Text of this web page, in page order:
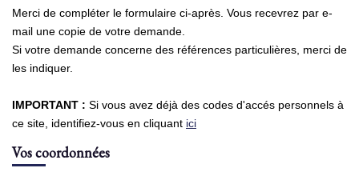
NOS AGENCES
Nos Actualités
Merci de compléter le formulaire ci-après. Vous recevrez par e-
mail une copie de votre demande.
Si votre demande concerne des références particulières, merci de
les indiquer.
IMPORTANT : Si vous avez déjà des codes d'accés personnels à
ce site, identifiez-vous en cliquant ici
Vos coordonnées